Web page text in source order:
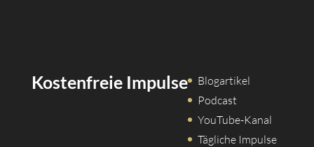
Kostenfreie Impulse
Blogartikel
Podcast
YouTube-Kanal
Tägliche Impulse